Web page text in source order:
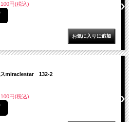
円(税込)
スmiraclestar 132-2
円(税込)